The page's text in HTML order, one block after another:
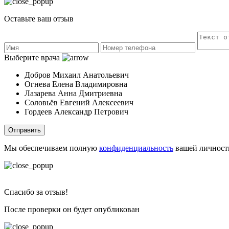
Оставьте ваш отзыв
Выберите врача
Добров Михаил Анатольевич
Огнева Елена Владимировна
Лазарева Анна Дмитриевна
Соловьёв Евгений Алексеевич
Гордеев Александр Петрович
Отправить
Мы обеспечиваем полную конфиденциальность вашей
Спасибо за отзыв!
После проверки он будет опубликован